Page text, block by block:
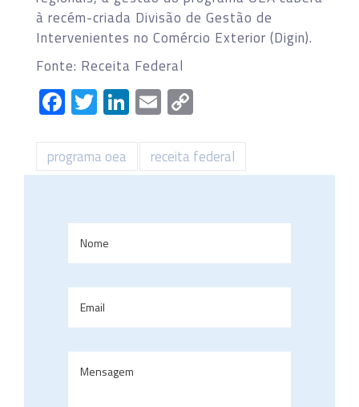
à recém-criada Divisão de Gestão de
Intervenientes no Comércio Exterior (Digin).
Fonte: Receita Federal
Facebook
Twitter
LinkedIn
Email
programa oea receita federal